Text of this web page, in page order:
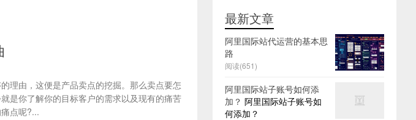
理由，这便是产品卖点的挖掘。那么卖点要怎
是你了解你的目标客户的需求以及现有的痛苦
点呢?...
最新文章
阿里国际站代运营的基本思
路
阅读(651)
阿里国际站子账号如何添
加？ 阿里国际站子账号如
何添加？